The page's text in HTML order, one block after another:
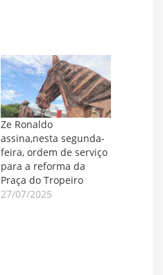
Ze Ronaldo
assina,nesta segunda-
feira, ordem de serviço
para a reforma da
Praça do Tropeiro
27/07/2025